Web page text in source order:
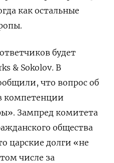
как остальные
будет
& Sokolov. В
что вопрос об
компетенции
Зампред комитета
общества
царские долги «не
числе за